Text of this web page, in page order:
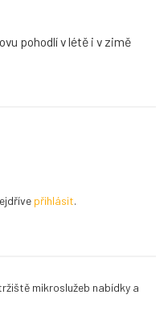
pohodlí v létě i v zimě
přihlásit.
mikroslužeb nabídky a